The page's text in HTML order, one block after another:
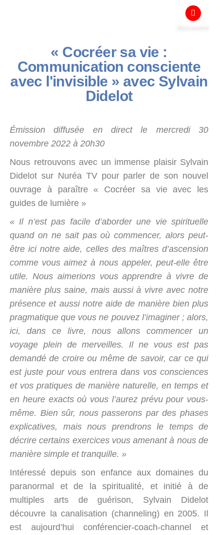
« Cocréer sa vie :
Communication consciente
avec l'invisible » avec Sylvain
Didelot
Émission diffusée en direct le mercredi 30
novembre 2022 à 20h30
Nous retrouvons avec un immense plaisir Sylvain
Didelot sur Nuréa TV pour parler de son nouvel
ouvrage à paraître « Cocréer sa vie avec les
guides de lumière »
« Il n’est pas facile d’aborder une vie spirituelle
quand on ne sait pas où commencer, alors peut-
être ici notre aide, celles des maîtres d’ascension
comme vous aimez à nous appeler, peut-elle être
utile. Nous aimerions vous apprendre à vivre de
manière plus saine, mais aussi à vivre avec notre
présence et aussi notre aide de manière bien plus
pragmatique que vous ne pouvez l’imaginer ; alors,
ici, dans ce livre, nous allons commencer un
voyage plein de merveilles. Il ne vous est pas
demandé de croire ou même de savoir, car ce qui
est juste pour vous entrera dans vos consciences
et vos pratiques de manière naturelle, en temps et
en heure exacts où vous l’aurez prévu pour vous-
même. Bien sûr, nous passerons par des phases
explicatives, mais nous prendrons le temps de
décrire certains exercices vous amenant à nous de
manière simple et tranquille. »
Intéressé depuis son enfance aux domaines du
paranormal et de la spiritualité, et initié à de
multiples arts de guérison, Sylvain Didelot
découvre la canalisation (channeling) en 2005. Il
est aujourd’hui conférencier-coach-channel et